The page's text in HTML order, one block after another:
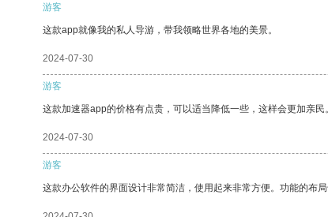
游客
这款app就像我的私人导游，带我领略世界各地的美景。
2024-07-30
游客
这款加速器app的价格有点贵，可以适当降低一些，这样会更加亲民。
2024-07-30
游客
这款办公软件的界面设计非常简洁，使用起来非常方便。功能的布局